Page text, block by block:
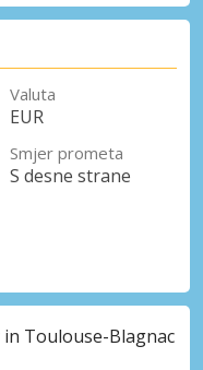
Valuta
EUR
Smjer prometa
S desne strane
Toulouse-Blagnac